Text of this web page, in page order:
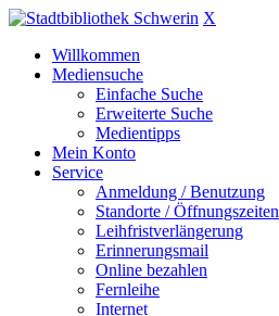
X
Willkommen
Mediensuche
Einfache Suche
Erweiterte Suche
Medientipps
Mein Konto
Service
Anmeldung / Benutzung
Standorte / Öffnungszeiten
Leihfristverlängerung
Erinnerungsmail
Online bezahlen
Fernleihe
Internet